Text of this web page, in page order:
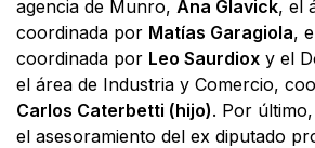
agencia de Munro, Ana Glavick, el
coordinada por Matías Garagiola,
coordinada por Leo Saurdiox y el
el área de Industria y Comercio,
Carlos Caterbetti (hijo). Por
el asesoramiento del ex diputado